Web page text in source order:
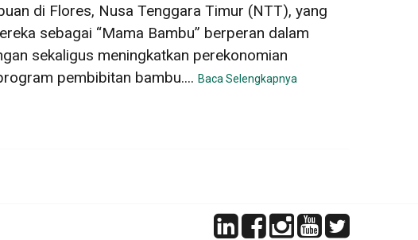
di Flores, Nusa Tenggara Timur (NTT), yang
sebagai “Mama Bambu” berperan dalam
sekaligus meningkatkan perekonomian
pembibitan bambu.... Baca Selengkapnya